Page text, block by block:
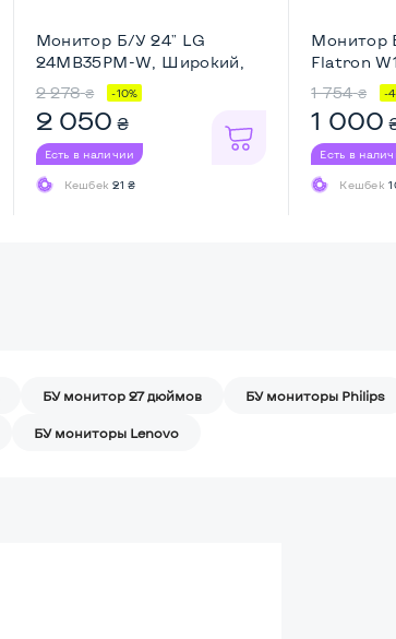
Монитор Б/У 24" LG
24MB35PM-W, Широкий,
Full ...
2 278 ₴ -10%
2 050 ₴
Есть в наличии
Кешбек21 ₴
Монитор
Flatron
...
1 754 ₴ -
1 000
Есть в
Кешбек
БУ монитор 27 дюймов БУ мониторы Philips
БУ мониторы Lenovo